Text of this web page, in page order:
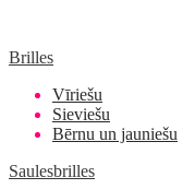
Brilles
Vīriešu
Sieviešu
Bērnu un jauniešu
Saulesbrilles